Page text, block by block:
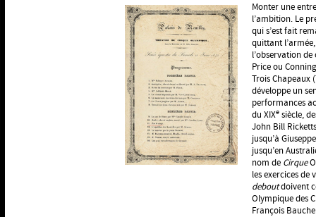
Monter une
l’ambition. Le
qui s’est fait
quittant
l’observation
Price ou
Trois Chapeaux
développe un
performances
du XIXe siècle,
John Bill
jusqu’à
jusqu’en
nom de Cirque
les exercices de
deboutdoivent
Olympique des
François